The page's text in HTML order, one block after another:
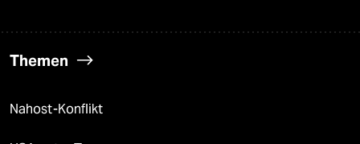
Themen
Nahost-Konflikt